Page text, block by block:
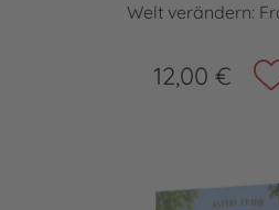
Welt verändern:
12,00 €